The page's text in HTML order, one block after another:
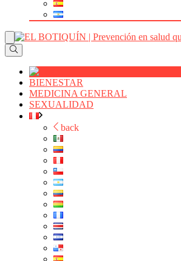
BIENESTAR
MEDICINA GENERAL
SEXUALIDAD
back